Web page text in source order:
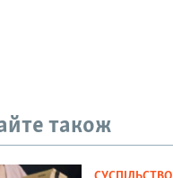
також